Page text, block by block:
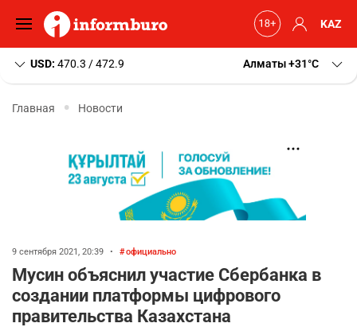
KAZ
USD: 470.3 / 472.9 Алматы+31 C
Главная Новости
9 сентября 2021, 20:39 • официально
Мусин объяснил участие Сбербанка в
создании платформы цифрового
правительства Казахстана